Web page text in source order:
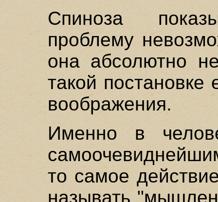
Спиноза
проблему
она абсолютно
такой постановке
воображения.
Именно в
то самое
называть